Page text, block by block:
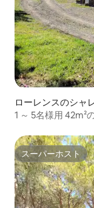
ローレンスのシャ
1 ～ 5名様用 42m²
スーパーホスト
スーパーホスト